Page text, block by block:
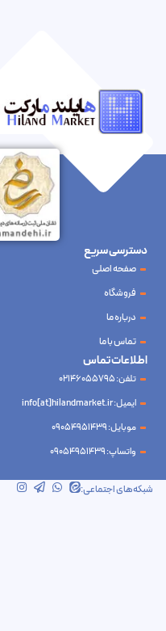
شبکه‌های اجتماعی:
دسترسی سریع
صفحه اصلی
فروشگاه
درباره ما
تماس با ما
اطلاعات تماس
تلفن: 02146055795
ایمیل: info[at]hilandmarket.ir
موبایل: 09054951439
واتساپ: 09054951439